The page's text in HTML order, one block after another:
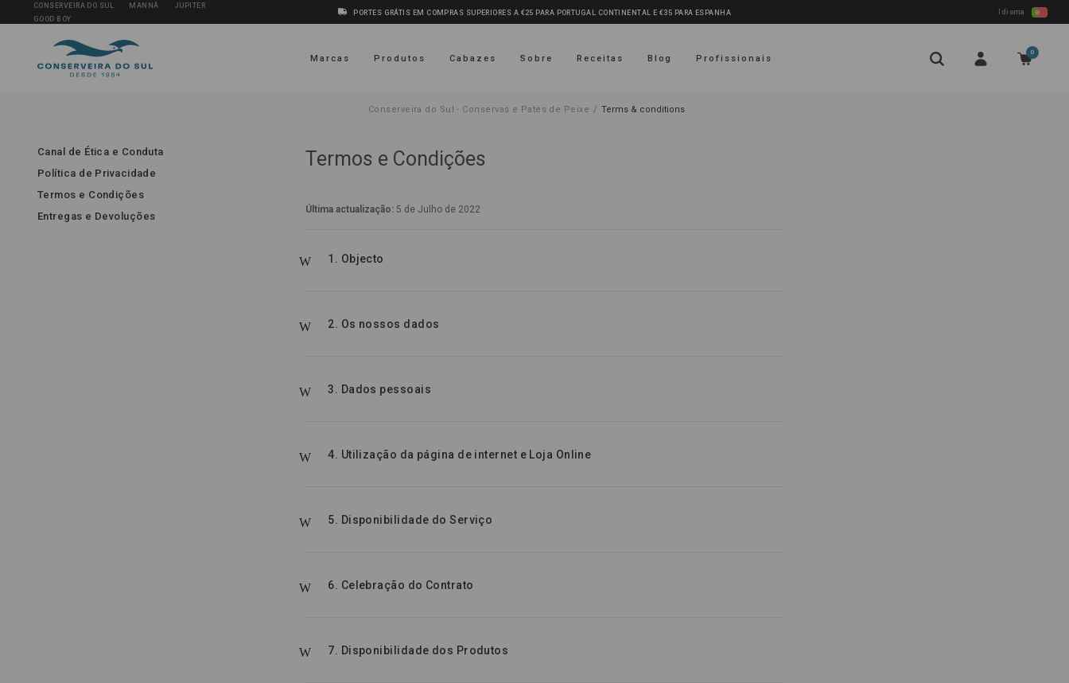
CONSERVEIRA DO SUL MANNÁ
JUPITER
GOOD BOY
PORTES GRÁTIS EM COMPRAS SUPERIORES A €25 PARA PORTUGAL CONTINENTAL E €35 PARA ESPANHA Idioma
Marcas Produtos Cabazes Sobre Receitas Blog Profissionais
0
Conserveira do Sul - Conservas e Patés de Peixe / Terms & conditions
Canal de Ética e Conduta
Política de Privacidade
Termos e Condições
Entregas e Devoluções
Termos e Condições
Última actualização:5 de Julho de 2022
1. Objecto
2. Os nossos dados
3. Dados pessoais
4. Utilização da página de internet e Loja Online
5. Disponibilidade do Serviço
6. Celebração do Contrato
7. Disponibilidade dos Produtos